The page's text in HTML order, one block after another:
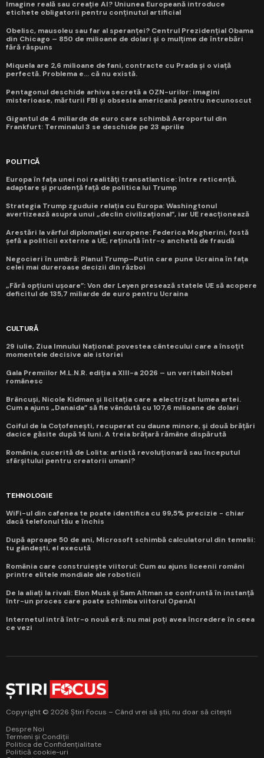
Imagine reală sau creație AI? Uniunea Europeană introduce
etichete obligatorii pentru conținutul artificial
Obelisc, mausoleu sau far al speranței? Centrul Prezidențial Obama
din Chicago – 850 de milioane de dolari și o mulțime de întrebări
fără răspuns
Miquela are 2,6 milioane de fani, contracte cu Prada și o viață
perfectă. Problema e... că nu există.
Pentagonul deschide arhiva secretă a OZN-urilor: imagini
misterioase, mărturii FBI și obsesia americană pentru necunoscut
Gigantul de 4 miliarde de euro care schimbă Aeroportul din
Frankfurt: Terminalul 3 se deschide pe 23 aprilie
POLITICĂ
Europa în fața unei noi realități transatlantice: între reticență,
adaptare și prudență față de politica lui Trump
Strategia Trump zguduie relația cu Europa: Washingtonul
avertizează asupra unui „declin civilizațional”, iar UE reacționează
Arestări la vârful diplomației europene: Federica Mogherini, fostă
șefă a politicii externe a UE, reținută într-o anchetă de fraudă
Negocieri în umbră: Planul Trump–Putin care pune Ucraina în fața
celei mai dureroase decizii din război
„Fără opțiuni ușoare”: Von der Leyen presează statele UE să acopere
deficitul de 135,7 miliarde de euro pentru Ucraina
CULTURĂ
29 iulie, Ziua Imnului Național: povestea cântecului care a însoțit
momentele decisive ale istoriei
Gala Premiilor M.L.N.R. ediția a XIII-a 2026 – un veritabil Nobel
românesc
Brâncuși, Nicole Kidman și licitația care a electrizat lumea artei.
Cum a ajuns „Danaida” să fie vândută cu 107,6 milioane de dolari
Coiful de la Coțofenești, recuperat cu daune minore, și două brățări
dacice găsite după 14 luni. A treia brățară rămâne dispărută
România, cucerită de Lolita: artistă revoluționară sau începutul
sfârșitului pentru creatorii umani?
TEHNOLOGIE
WiFi-ul din cafenea te poate identifica cu 99,5% precizie - chiar
dacă telefonul tău e închis
După aproape 50 de ani, Microsoft schimbă calculatorul din temelii:
tu gândești, el execută
România care construiește viitorul: Cum au ajuns liceenii români
printre elitele mondiale ale roboticii
De la aliați la rivali: Elon Musk și Sam Altman se confruntă în instanță
într-un proces care poate schimba viitorul OpenAI
Internetul intră într-o nouă eră: nu mai poți avea încredere în ceea
ce vezi
Copyright © 2026 Știri Focus – Când vrei să știi, nu doar să citești
Despre Noi
Termeni și Condiții
Politica de Confidențialitate
Politică cookie-uri